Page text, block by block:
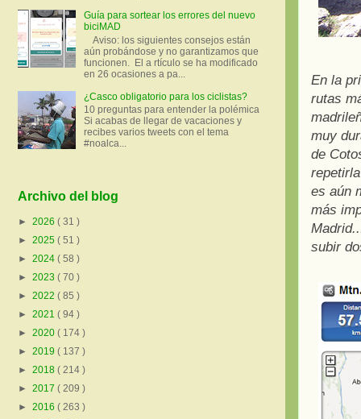
En la
rutas
muy
de
es aún
más
subir
Guía para sortear los errores del nuevo
biciMAD
Aviso: los siguientes consejos están
aún probándose y no garantizamos que
funcionen. El a rtículo se ha modificado
en 26 ocasiones a pa...
¿Casco obligatorio para los ciclistas?
10 preguntas para entender la polémica
Si acabas de llegar de vacaciones y
recibes varios tweets con el tema
#noalca...
Archivo del blog
► 2026 ( 31 )
► 2025 ( 51 )
► 2024 ( 58 )
► 2023 ( 70 )
► 2022 ( 85 )
► 2021 ( 94 )
► 2020 ( 174 )
► 2019 ( 137 )
► 2018 ( 214 )
► 2017 ( 209 )
► 2016 ( 263 )